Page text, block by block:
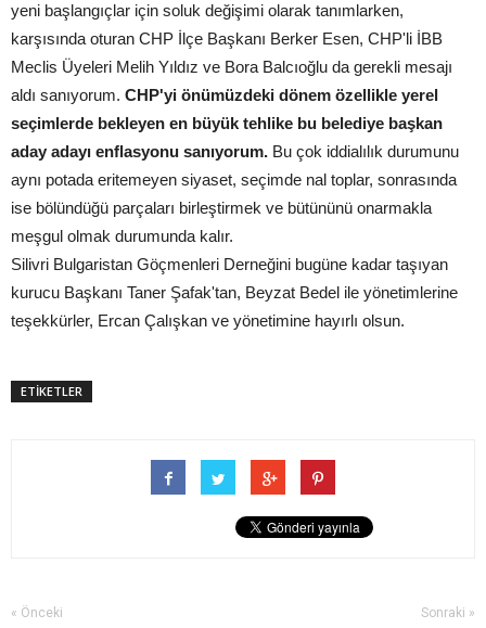
yeni başlangıçlar için soluk değişimi olarak tanımlarken,
karşısında oturan CHP İlçe Başkanı Berker Esen, CHP'li İBB
Meclis Üyeleri Melih Yıldız ve Bora Balcıoğlu da gerekli mesajı
aldı sanıyorum. CHP'yi önümüzdeki dönem özellikle yerel
seçimlerde bekleyen en büyük tehlike bu belediye başkan
aday adayı enflasyonu sanıyorum. Bu çok iddialılık durumunu
aynı potada eritemeyen siyaset, seçimde nal toplar, sonrasında
ise bölündüğü parçaları birleştirmek ve bütününü onarmakla
meşgul olmak durumunda kalır.
Silivri Bulgaristan Göçmenleri Derneğini bugüne kadar taşıyan
kurucu Başkanı Taner Şafak'tan, Beyzat Bedel ile yönetimlerine
teşekkürler, Ercan Çalışkan ve yönetimine hayırlı olsun.
ETİKETLER
« Önceki Sonraki »